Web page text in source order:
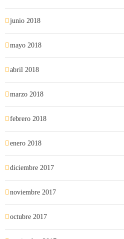
junio 2018
mayo 2018
abril 2018
marzo 2018
febrero 2018
enero 2018
diciembre 2017
noviembre 2017
octubre 2017